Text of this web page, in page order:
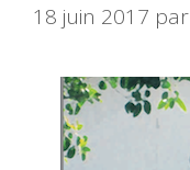
18 juin 2017 par